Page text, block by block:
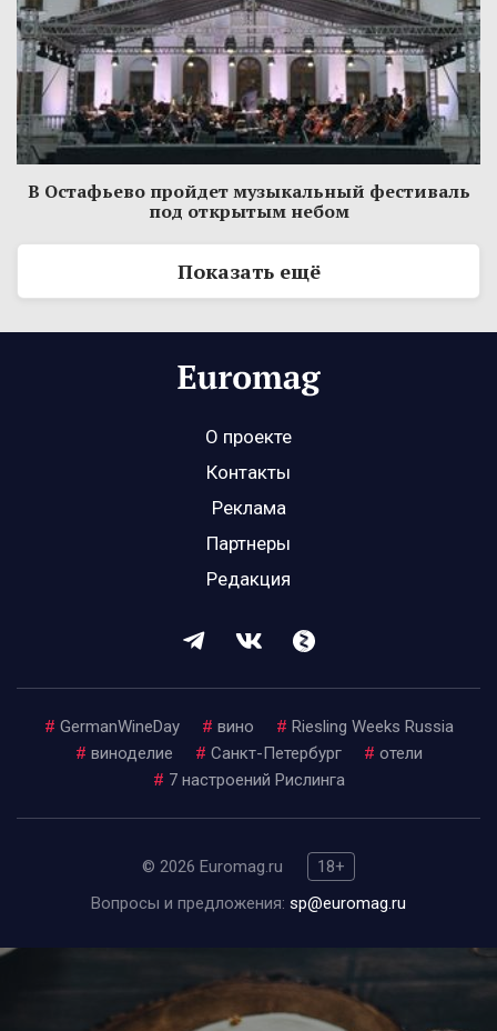
В Остафьево пройдет музыкальный фестиваль
под открытым небом
Показать ещё
О проекте
Контакты
Реклама
Партнеры
Редакция
# GermanWineDay # вино # Riesling Weeks Russia
# виноделие # Санкт-Петербург # отели
# 7 настроений Рислинга
© 2026 Euromag.ru
18+
Вопросы и предложения: sp@euromag.ru